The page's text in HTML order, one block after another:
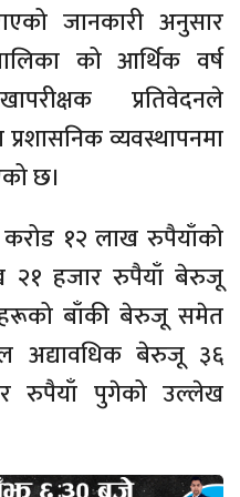
जानकारी अनुसार
को आर्थिक वर्ष
प्रतिवेदनले
व्यवस्थापनमा
छ।
करोड १२ लाख रुपैयाँको
२१ हजार रुपैयाँ बेरुजू
बाँकी बेरुजू समेत
अद्यावधिक बेरुजू ३६
रुपैयाँ पुगेको उल्लेख